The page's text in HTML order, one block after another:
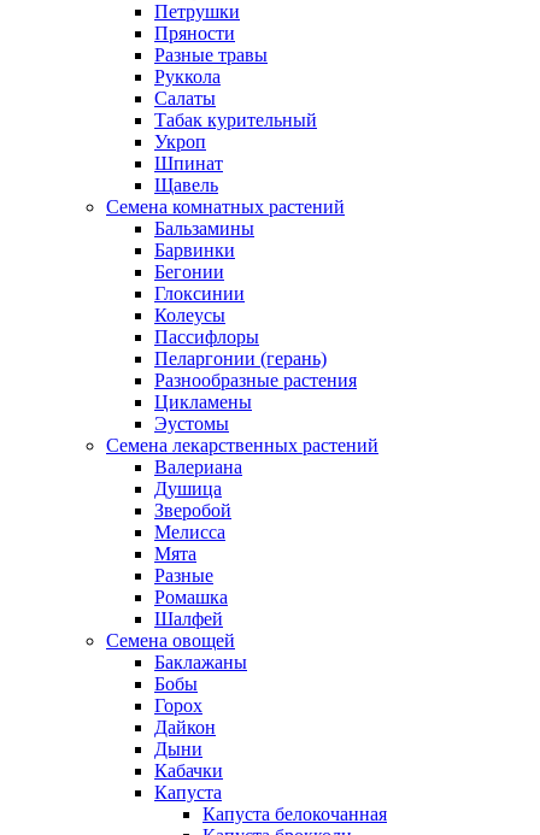
Петрушки
Пряности
Разные травы
Руккола
Салаты
Табак курительный
Укроп
Шпинат
Щавель
Семена комнатных растений
Бальзамины
Барвинки
Бегонии
Глоксинии
Колеусы
Пассифлоры
Пеларгонии (герань)
Разнообразные растения
Цикламены
Эустомы
Семена лекарственных растений
Валериана
Душица
Зверобой
Мелисса
Мята
Разные
Ромашка
Шалфей
Семена овощей
Баклажаны
Бобы
Горох
Дайкон
Дыни
Кабачки
Капуста
Капуста белокочанная